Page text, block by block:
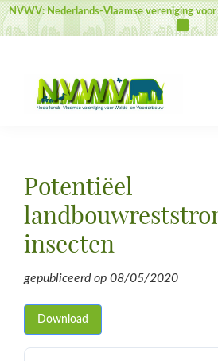
Skip
to
Skip
to
Skip
to
NVWV: Nederlands-Vlaamse vereniging
voor
Weide-
en
Voederbouw
Potentiëel
insecten
gepubliceerd op 08/05/2020
Download